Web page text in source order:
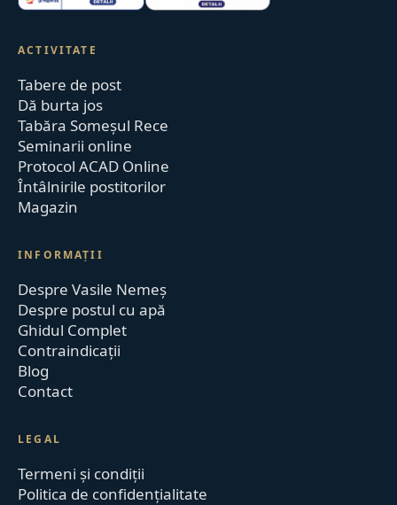
ACTIVITATE
Tabere de post
Dă burta jos
Tabăra Someșul Rece
Seminarii online
Protocol ACAD Online
Întâlnirile postitorilor
Magazin
INFORMAȚII
Despre Vasile Nemeș
Despre postul cu apă
Ghidul Complet
Contraindicații
Blog
Contact
LEGAL
Termeni și condiții
Politica de confidențialitate